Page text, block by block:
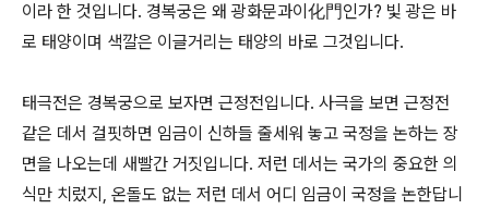
이라 한 것입니다. 경복궁은 왜 광화문과이化門인가? 빛 광은 바
로 태양이며 색깔은 이글거리는 태양의 바로 그것입니다.
태극전은 경복궁으로 보자면 근정전입니다. 사극을 보면 근정전
같은 데서 걸핏하면 임금이 신하들 줄세워 놓고 국정을 논하는 장
면을 나오는데 새빨간 거짓입니다. 저런 데서는 국가의 중요한 의
식만 치렀지, 온돌도 없는 저런 데서 어디 임금이 국정을 논한답니